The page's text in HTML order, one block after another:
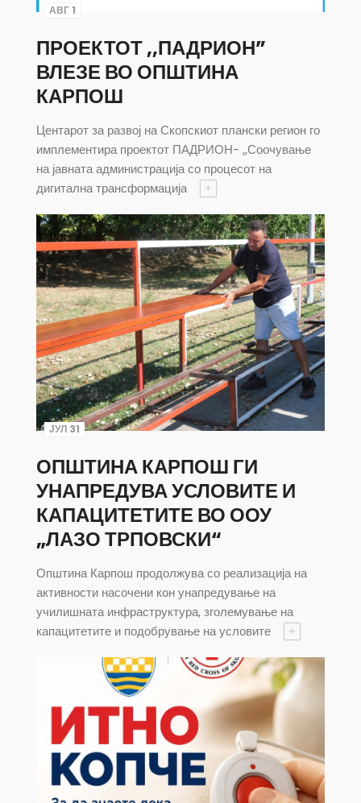
АВГ 1
ПРОЕКТОТ ,,ПАДРИОН”
ВЛЕЗЕ ВО ОПШТИНА
КАРПОШ
Центарот за развој на Скопскиот плански регион го
имплементира проектот ПАДРИОН- ,,Соочување
на јавната администрација со процесот на
дигитална трансформација
+
ЈУЛ 31
ОПШТИНА КАРПОШ ГИ
УНАПРЕДУВА УСЛОВИТЕ И
КАПАЦИТЕТИТЕ ВО ООУ
„ЛАЗО ТРПОВСКИ“
Општина Карпош продолжува со реализација на
активности насочени кон унапредување на
училишната инфраструктура, зголемување на
капацитетите и подобрување на условите
+